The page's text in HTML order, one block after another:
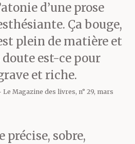
d’une prose
Ça bouge,
plein de matière et
doute est-ce pour
et riche.
Le Magazine des livres, n° 29, mars
précise, sobre,